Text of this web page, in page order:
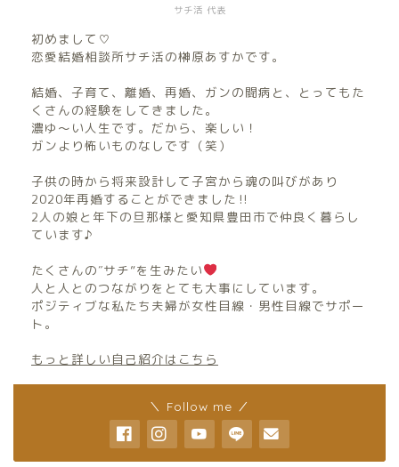
サチ活 代表
初めまして♡
恋愛結婚相談所サチ活の榊原あすかです。
結婚、子育て、離婚、再婚、ガンの闘病と、とってもた
くさんの経験をしてきました。
濃ゆ〜い人生です。だから、楽しい！
ガンより怖いものなしです（笑）
子供の時から将来設計して子宮から魂の叫びがあり
2020年再婚することができました‼︎
2人の娘と年下の旦那様と愛知県豊田市で仲良く暮らし
ています♪
たくさんの″サチ”を生みたい
人と人とのつながりをとても大事にしています。
ポジティブな私たち夫婦が女性目線・男性目線でサポー
ト。
もっと詳しい自己紹介はこちら
＼ Follow me ／